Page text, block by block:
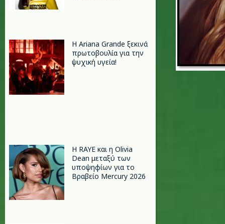
Η Ariana Grande ξεκινά
πρωτοβουλία για την
ψυχική υγεία!
Η RAYE και η Olivia
Dean μεταξύ των
υποψηφίων για το
Βραβείο Mercury 2026